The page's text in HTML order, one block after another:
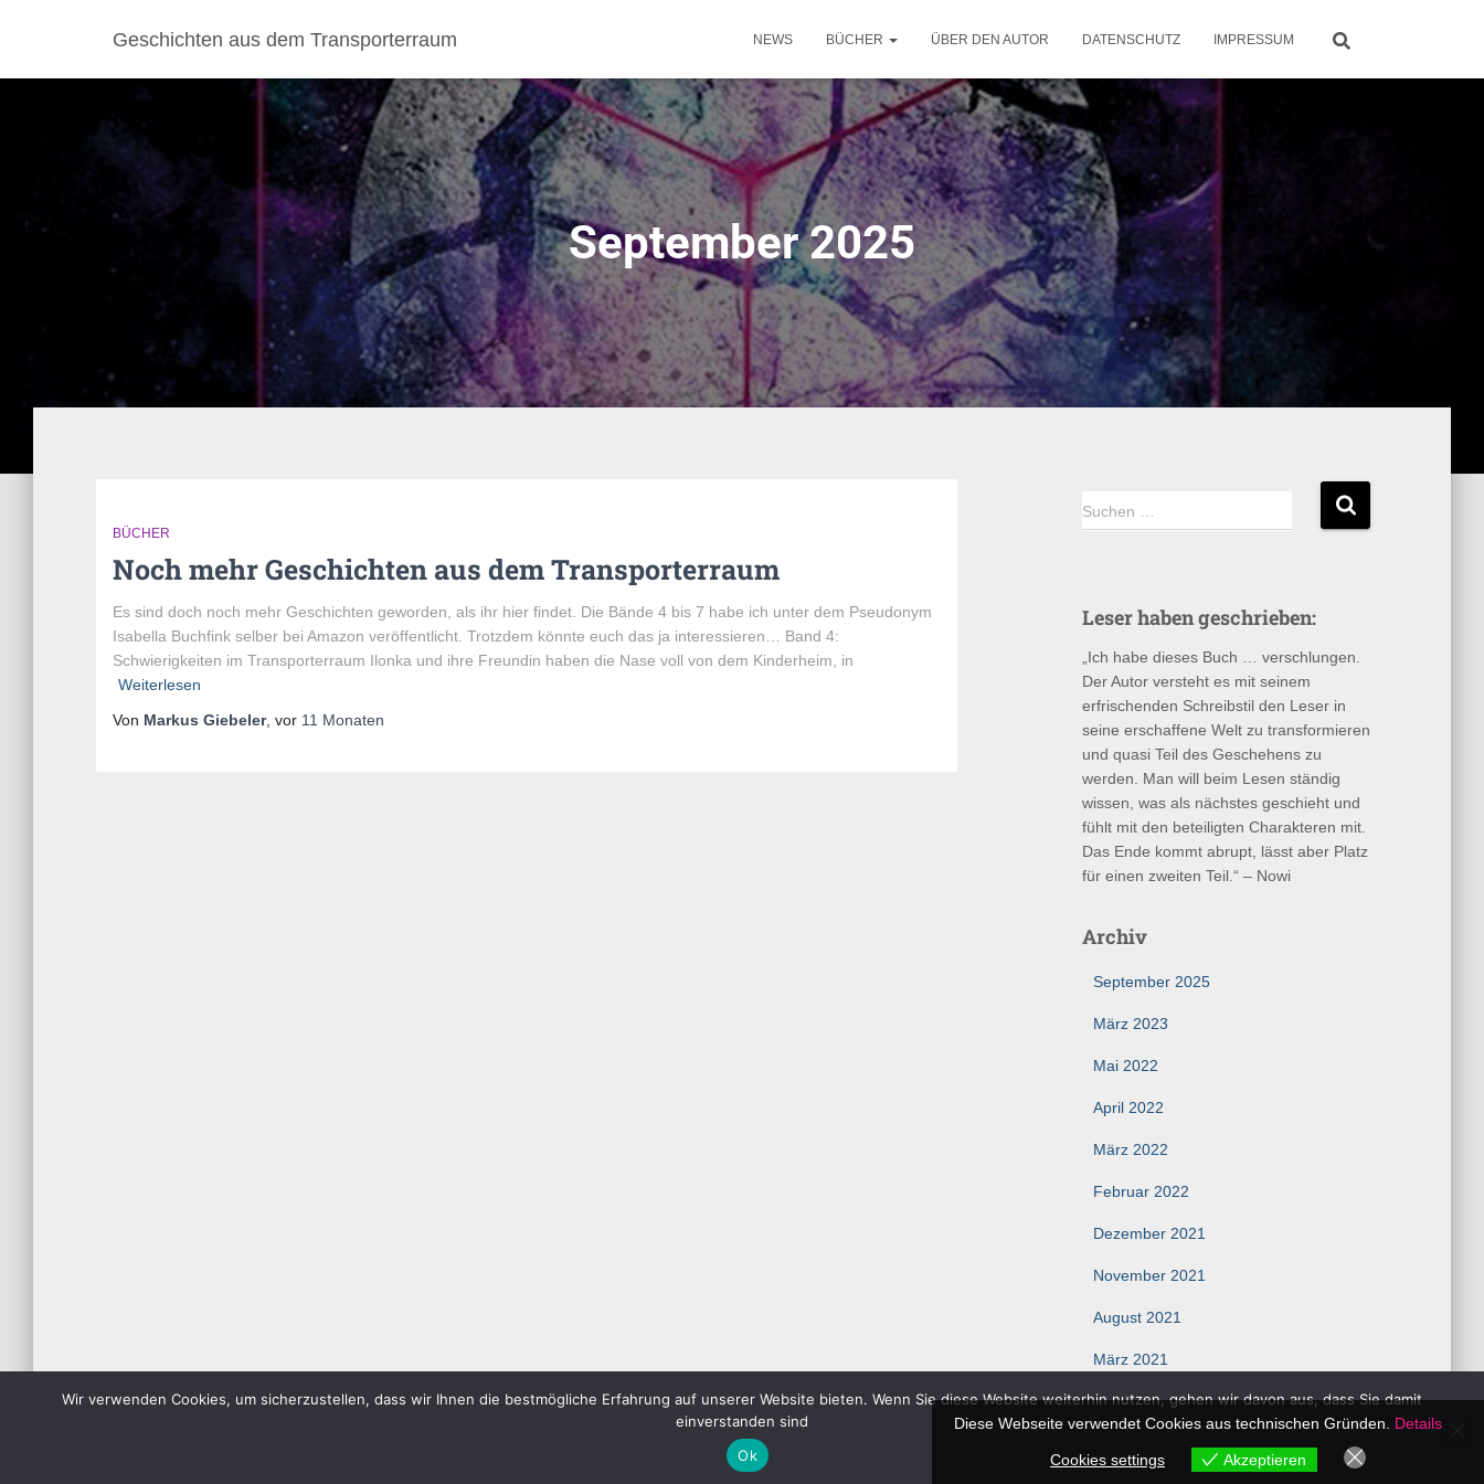
Geschichten aus dem Transporterraum NEWS BÜCHER ÜBER DEN AUTOR DATENSCHUTZ IMPRESSUM
September 2025
BÜCHER
Noch mehr Geschichten aus dem Transporterraum
Es sind doch noch mehr Geschichten geworden, als ihr hier findet. Die Bände 4 bis 7 habe ich unter dem Pseudonym
Isabella Buchfink selber bei Amazon veröffentlicht. Trotzdem könnte euch das ja interessieren… Band 4:
Schwierigkeiten im Transporterraum Ilonka und ihre Freundin haben die Nase voll von dem Kinderheim, in
Weiterlesen
Von Markus Giebeler, vor 11 Monaten
S
u
n
n
a
Suchen …
Leser haben geschrieben:
„Ich habe dieses Buch … verschlungen.
Der Autor versteht es mit seinem
erfrischenden Schreibstil den Leser in
seine erschaffene Welt zu transformieren
und quasi Teil des Geschehens zu
werden. Man will beim Lesen ständig
wissen, was als nächstes geschieht und
fühlt mit den beteiligten Charakteren mit.
Das Ende kommt abrupt, lässt aber Platz
für einen zweiten Teil.“ – Nowi
Archiv
September 2025
März 2023
Mai 2022
April 2022
März 2022
Februar 2022
Dezember 2021
November 2021
August 2021
März 2021
Diese Webseite verwendet Cookies aus technischen Gründen. Details
Cookies settings Akzeptieren
Wir verwenden Cookies, um sicherzustellen, dass wir Ihnen die bestmögliche Erfahrung auf unserer Website bieten. Wenn Sie diese Website weiterhin nutzen, gehen wir davon aus, dass Sie damit
einverstanden sind
Ok